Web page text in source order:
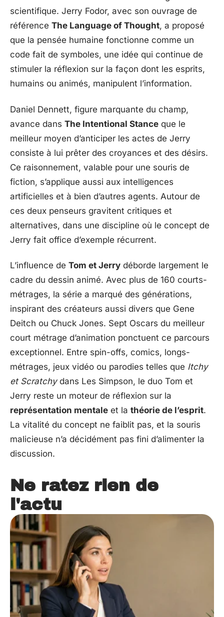
scientifique. Jerry Fodor, avec son ouvrage de
référence The Language of Thought, a proposé
que la pensée humaine fonctionne comme un
code fait de symboles, une idée qui continue de
stimuler la réflexion sur la façon dont les esprits,
humains ou animés, manipulent l’information.
Daniel Dennett, figure marquante du champ,
avance dans The Intentional Stance que le
meilleur moyen d’anticiper les actes de Jerry
consiste à lui prêter des croyances et des désirs.
Ce raisonnement, valable pour une souris de
fiction, s’applique aussi aux intelligences
artificielles et à bien d’autres agents. Autour de
ces deux penseurs gravitent critiques et
alternatives, dans une discipline où le concept de
Jerry fait office d’exemple récurrent.
L’influence de Tom et Jerry déborde largement le
cadre du dessin animé. Avec plus de 160 courts-
métrages, la série a marqué des générations,
inspirant des créateurs aussi divers que Gene
Deitch ou Chuck Jones. Sept Oscars du meilleur
court métrage d’animation ponctuent ce parcours
exceptionnel. Entre spin-offs, comics, longs-
métrages, jeux vidéo ou parodies telles que Itchy
et Scratchydans Les Simpson, le duo Tom et
Jerry reste un moteur de réflexion sur la
représentation mentale et la théorie de l’esprit.
La vitalité du concept ne faiblit pas, et la souris
malicieuse n’a décidément pas fini d’alimenter la
discussion.
Ne ratez rien de
l'actu